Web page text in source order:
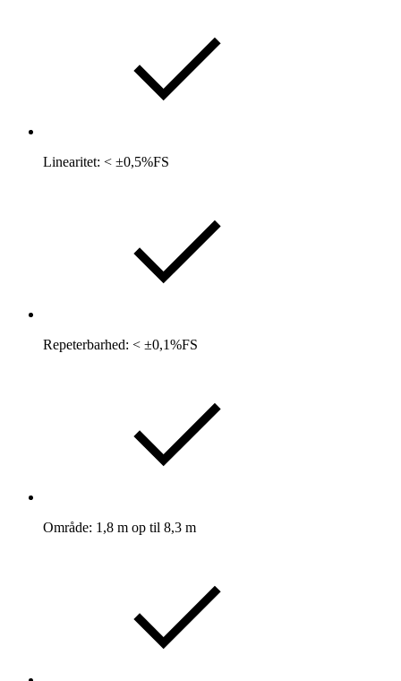
Linearitet: < ±0,5%FS
Repeterbarhed: < ±0,1%FS
Område: 1,8 m op til 8,3 m